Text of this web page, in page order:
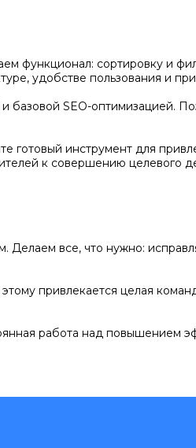
функционал: сортировку и
удобстве пользования и
SEO-оптимизацией.
готовый инструмент для
к совершению целевого
все, что нужно:
привлекается целая
работа над повышением